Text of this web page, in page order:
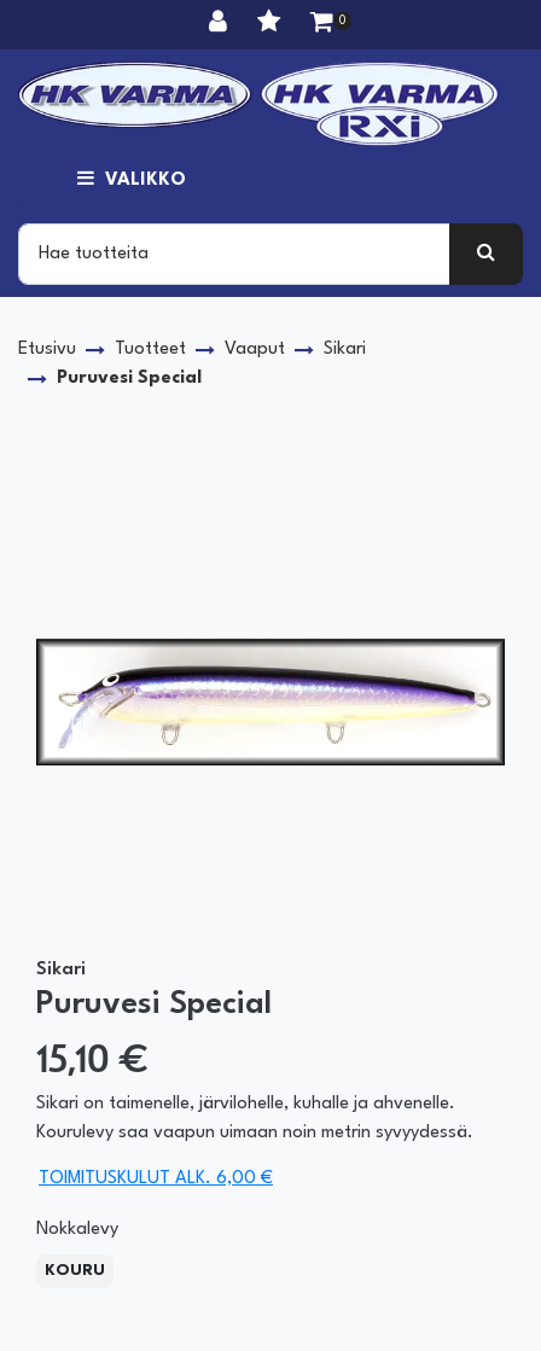
0
VALIKKO
Etusivu Tuotteet Vaaput
Sikari
Puruvesi Special
Sikari
Puruvesi Special
15,10 €
Sikari on taimenelle, järvilohelle, kuhalle ja ahvenelle.
Kourulevy saa vaapun uimaan noin metrin syvyydessä.
TOIMITUSKULUT ALK. 6,00 €
Nokkalevy
KOURU